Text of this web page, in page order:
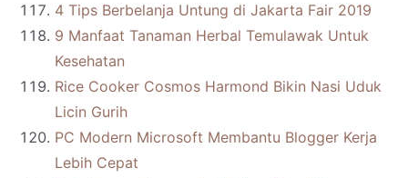
4 Tips Berbelanja Untung di Jakarta Fair 2019
9 Manfaat Tanaman Herbal Temulawak Untuk
Kesehatan
Rice Cooker Cosmos Harmond Bikin Nasi Uduk
Licin Gurih
PC Modern Microsoft Membantu Blogger Kerja
Lebih Cepat